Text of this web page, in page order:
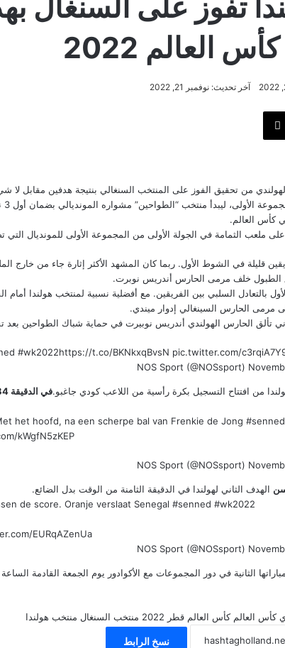
تفوز على السنغال
العالم 2022
آخر تحديث: نوفمبر 21, 2022
‫X
كأس العالم.
ملعب الثمامة في الجولة الأولى من المجموعة الأولى للمونديال التي
الطبول خلف مرمى الحارس أندريس نوبرت.
الحارس السينغالي إدوار ميندي.
تألق الحارس الهولندي أندريس نوبيرت في حماية شباك الطواحين بعد
#wk2022https://t.co/BKNkxqBvsN pic.twitter.com/
من افتتاح التسجيل بكرة رأسية من اللاعب كودي جاغبو.
het hoofd, na een scherpe bal van Frenkie de Jong #senned
kWgfN5zKEP
الهدف الثاني لهولندا في الدقيقة الثامنة من الوقت بدل الضائع.
de score. Oranje verslaat Senegal #senned #wk2022
EURqAZenUa
الثانية في دور المجموعات مع الأكوادور يوم الجمعة القادمة
كأس العالم كأس العالم قطر 2022 منتخب السنغال منتخب هولندا
نسخ الرابط